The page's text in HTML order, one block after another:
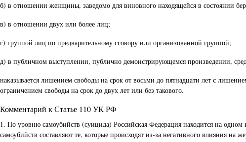
б) в отношении женщины, заведомо для виновного находящейся в состоянии
в) в отношении двух или более лиц;
г) группой лиц по предварительному сговору или организованной группой;
д) в публичном выступлении, публично демонстрирующемся произведении,
наказывается лишением свободы на срок от восьми до пятнадцати лет с
ограничением свободы на срок до двух лет или без такового.
Комментарий к Статье 110 УК РФ
1. По уровню самоубийств (суицида) Российская Федерация находится на
самоубийств составляют те, которые происходят из-за негативного влияния на